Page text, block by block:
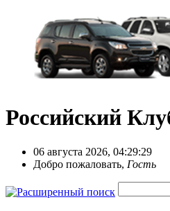
Российский
06 августа 2026, 04:29:29
Добро пожаловать, Гость